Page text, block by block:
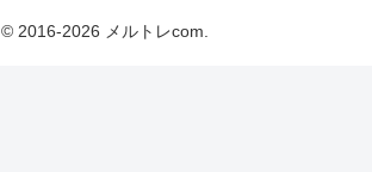
© 2016-2026 メルトレcom.